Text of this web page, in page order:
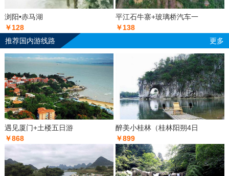
浏阳•赤马湖
￥128
平江石牛寨+玻璃桥汽车一
￥138
推荐国内游线路
更多
遇见厦门+土楼五日游
￥868
醉美小桂林（桂林阳朔4日
￥899